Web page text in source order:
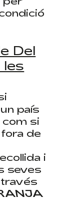
Del
les
país
com si
de
i
seves